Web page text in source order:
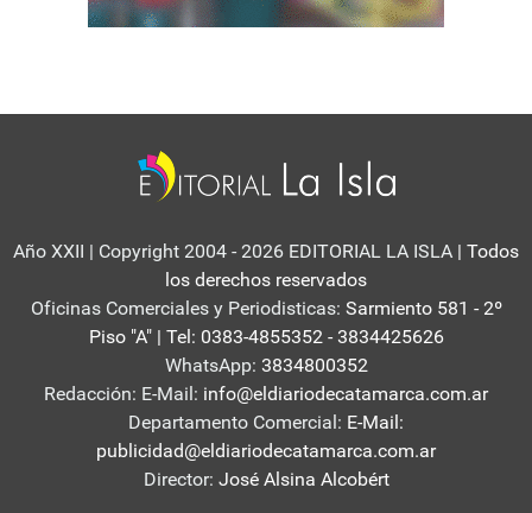
Año XXII | Copyright 2004 - 2026 EDITORIAL LA ISLA | Todos
los derechos reservados
Oficinas Comerciales y Periodisticas: Sarmiento 581 - 2º
Piso "A" | Tel: 0383-4855352 - 3834425626
WhatsApp: 3834800352
Redacción: E-Mail: info@eldiariodecatamarca.com.ar
Departamento Comercial: E-Mail:
publicidad@eldiariodecatamarca.com.ar
Director: José Alsina Alcobért